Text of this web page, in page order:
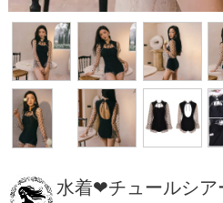
水着❤チュールシア